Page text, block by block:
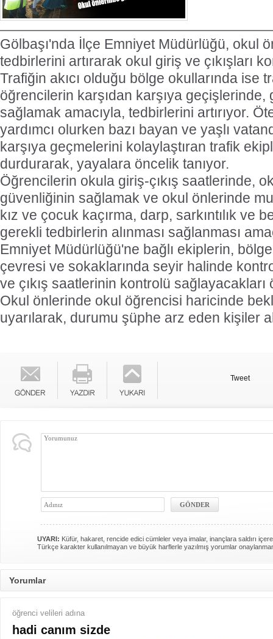
Gölbaşı'nda İlçe Emniyet Müdürlüğü, okul
tedbirlerini artırarak okul giriş ve çıkışları
Trafiğin akıcı olduğu bölge okullarında ise
öğrencilerin karşıdan karşıya
sağlamak amacıyla, tedbirlerini artırıyor.
yardımcı olurken bazı bayan ve yaşlı
karşıya geçmelerini kolaylaştıran trafik
durdurarak, yayalara öncelik tanıyor.
Öğrencilerin okula giriş-çıkış saatlerinde,
güvenliğinin sağlamak ve okul önlerinde
kız ve çocuk kaçırma, darp, sarkıntılık ve
gerekli tedbirlerin alınması sağlanması
Emniyet Müdürlüğü'ne bağlı ekiplerin,
çevresi ve sokaklarında seyir halinde
ve çıkış saatlerinin kontrolü sağlayacakları
Okul önlerinde okul öğrencisi haricinde
uyarılarak, durumu şüphe arz eden kişiler
Tweet
UYARI: Küfür, hakaret, rencide edici cümleler veya imalar, inançlara saldırı
Türkçe karakter kullanılmayan ve büyük harflerle yazılmış yorumlar
Yorumlar
öğrenci velileri adına
hadi canım sizde